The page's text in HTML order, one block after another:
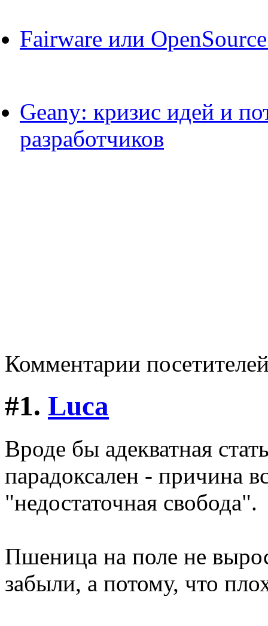
Fairware или
Geany: кризис идей и
разработчиков
Комментарии
#1. Luca
Вроде бы адекватная
парадоксален - причина
"недостаточная свобода".
Пшеница на поле не
забыли, а потому, что